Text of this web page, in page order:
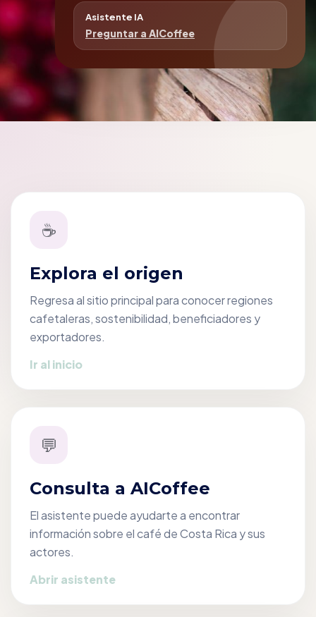
Asistente IA
Preguntar a AICoffee
☕
Explora el origen
Regresa al sitio principal para conocer regiones
cafetaleras, sostenibilidad, beneficiadores y
exportadores.
Ir al inicio
💬
Consulta a AICoffee
El asistente puede ayudarte a encontrar
información sobre el café de Costa Rica y sus
actores.
Abrir asistente